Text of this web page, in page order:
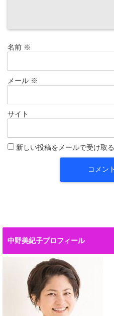
名前 ※
メール ※
サイト
新しい投稿をメールで受け取る
中野美紀子プロフィール